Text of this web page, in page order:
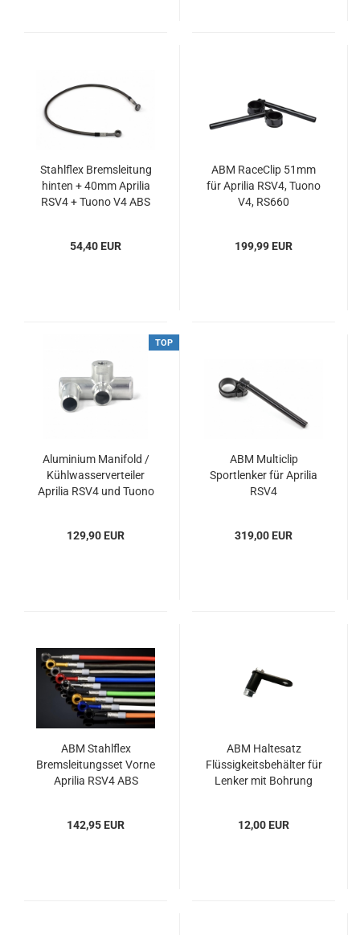
Stahlflex Bremsleitung
hinten + 40mm Aprilia
RSV4 + Tuono V4 ABS
54,40 EUR
ABM RaceClip 51mm
für Aprilia RSV4, Tuono
V4, RS660
199,99 EUR
TOP
Aluminium Manifold /
Kühlwasserverteiler
Aprilia RSV4 und Tuono
129,90 EUR
ABM Multiclip
Sportlenker für Aprilia
RSV4
319,00 EUR
ABM Stahlflex
Bremsleitungsset Vorne
Aprilia RSV4 ABS
142,95 EUR
ABM Haltesatz
Flüssigkeitsbehälter für
Lenker mit Bohrung
12,00 EUR